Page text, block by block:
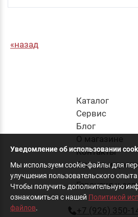
назад
Каталог
Cервис
Блог
О магазине
Контакты
Оплата и
Гарантия и
+7 (926) 350-
Уведомление об использовании
Мы используем cookie-файлы для
улучшения пользовательского
Чтобы получить дополнительную
ознакомиться с нашей Политикой
файлов.